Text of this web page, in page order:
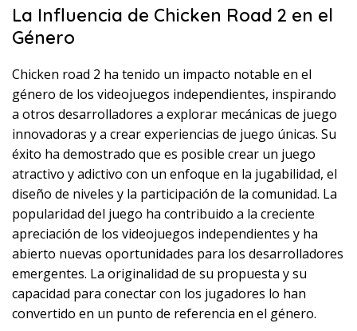
La Influencia de Chicken Road 2 en el
Género
Chicken road 2 ha tenido un impacto notable en el
género de los videojuegos independientes, inspirando
a otros desarrolladores a explorar mecánicas de juego
innovadoras y a crear experiencias de juego únicas. Su
éxito ha demostrado que es posible crear un juego
atractivo y adictivo con un enfoque en la jugabilidad, el
diseño de niveles y la participación de la comunidad. La
popularidad del juego ha contribuido a la creciente
apreciación de los videojuegos independientes y ha
abierto nuevas oportunidades para los desarrolladores
emergentes. La originalidad de su propuesta y su
capacidad para conectar con los jugadores lo han
convertido en un punto de referencia en el género.